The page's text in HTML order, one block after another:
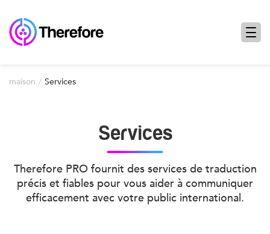
maison Services
Services
Therefore PRO fournit des services de traduction
précis et fiables pour vous aider à communiquer
efficacement avec votre public international.